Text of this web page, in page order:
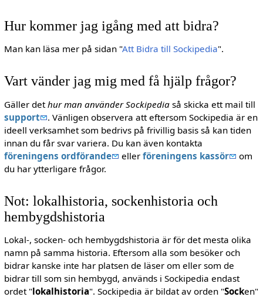
Hur kommer jag igång med att bidra?
Man kan läsa mer på sidan "Att Bidra till Sockipedia".
Vart vänder jag mig med få hjälp frågor?
Gäller dethur man använder Sockipediaså skicka ett mail till
support
. Vänligen observera att eftersom Sockipedia är en
ideell verksamhet som bedrivs på frivillig basis så kan tiden
innan du får svar variera. Du kan även kontakta
föreningens ordförande
eller föreningens kassör
om
du har ytterligare frågor.
Not: lokalhistoria, sockenhistoria och
hembygdshistoria
Lokal-, socken- och hembygdshistoria är för det mesta olika
namn på samma historia. Eftersom alla som besöker och
bidrar kanske inte har platsen de läser om eller som de
bidrar till som sin hembygd, används i Sockipedia endast
ordet "lokalhistoria". Sockipedia är bildat av orden "Socken"